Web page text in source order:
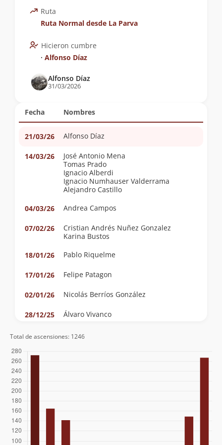
Fecha Nombres
21/03/26 Alfonso Díaz
14/03/26
José Antonio Mena
Tomas Prado
Ignacio Alberdi
Ignacio Numhauser Valderrama
Alejandro Castillo
04/03/26
Andrea Campos
07/02/26
Cristian Andrés Nuñez Gonzalez
Karina Bustos
18/01/26
Pablo Riquelme
17/01/26 Felipe Patagon
02/01/26 Nicolás Berríos González
28/12/25 Álvaro Vivanco
27/12/25 Diego Castillo Rouliez
13/12/25
Ruta
Ruta Normal desde La Parva
Hicieron cumbre
∙ Alfonso Díaz
Alfonso Díaz
31/03/2026
Total de ascensiones: 1246